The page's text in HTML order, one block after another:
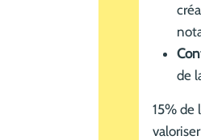
de
15% de